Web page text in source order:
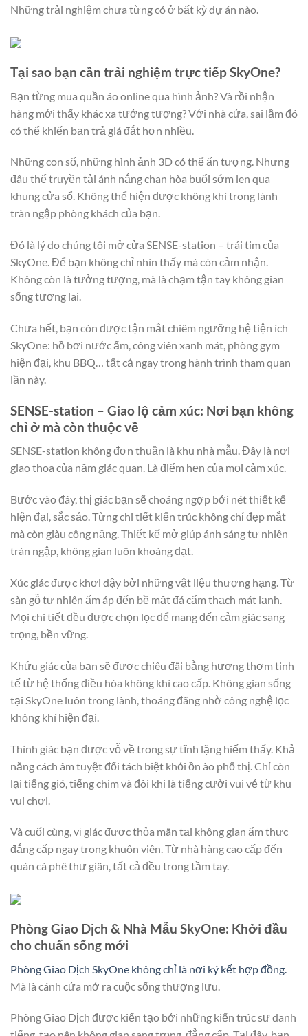
Những trải nghiệm chưa từng có ở bất kỳ dự án nào.
Tại sao bạn cần trải nghiệm trực tiếp SkyOne?
Bạn từng mua quần áo online qua hình ảnh? Và rồi nhận
hàng mới thấy khác xa tưởng tượng? Với nhà cửa, sai lầm đó
có thể khiến bạn trả giá đắt hơn nhiều.
Những con số, những hình ảnh 3D có thể ấn tượng. Nhưng
đâu thể truyền tải ánh nắng chan hòa buổi sớm len qua
khung cửa sổ. Không thể hiện được không khí trong lành
tràn ngập phòng khách của bạn.
Đó là lý do chúng tôi mở cửa SENSE-station – trái tim của
SkyOne. Để bạn không chỉ nhìn thấy mà còn cảm nhận.
Không còn là tưởng tượng, mà là chạm tận tay không gian
sống tương lai.
Chưa hết, bạn còn được tận mắt chiêm ngưỡng hệ tiện ích
SkyOne: hồ bơi nước ấm, công viên xanh mát, phòng gym
hiện đại, khu BBQ… tất cả ngay trong hành trình tham quan
lần này.
SENSE-station – Giao lộ cảm xúc: Nơi bạn không
chỉ ở mà còn thuộc về
SENSE-station không đơn thuần là khu nhà mẫu. Đây là nơi
giao thoa của năm giác quan. Là điểm hẹn của mọi cảm xúc.
Bước vào đây, thị giác bạn sẽ choáng ngợp bởi nét thiết kế
hiện đại, sắc sảo. Từng chi tiết kiến trúc không chỉ đẹp mắt
mà còn giàu công năng. Thiết kế mở giúp ánh sáng tự nhiên
tràn ngập, không gian luôn khoáng đạt.
Xúc giác được khơi dậy bởi những vật liệu thượng hạng. Từ
sàn gỗ tự nhiên ấm áp đến bề mặt đá cẩm thạch mát lạnh.
Mọi chi tiết đều được chọn lọc để mang đến cảm giác sang
trọng, bền vững.
Khứu giác của bạn sẽ được chiêu đãi bằng hương thơm tinh
tế từ hệ thống điều hòa không khí cao cấp. Không gian sống
tại SkyOne luôn trong lành, thoáng đãng nhờ công nghệ lọc
không khí hiện đại.
Thính giác bạn được vỗ về trong sự tĩnh lặng hiếm thấy. Khả
năng cách âm tuyệt đối tách biệt khỏi ồn ào phố thị. Chỉ còn
lại tiếng gió, tiếng chim và đôi khi là tiếng cười vui vẻ từ khu
vui chơi.
Và cuối cùng, vị giác được thỏa mãn tại không gian ẩm thực
đẳng cấp ngay trong khuôn viên. Từ nhà hàng cao cấp đến
quán cà phê thư giãn, tất cả đều trong tầm tay.
Phòng Giao Dịch & Nhà Mẫu SkyOne: Khởi đầu
cho chuẩn sống mới
Phòng Giao Dịch SkyOne không chỉ là nơi ký kết hợp đồng.
Mà là cánh cửa mở ra cuộc sống thượng lưu.
Phòng Giao Dịch được kiến tạo bởi những kiến trúc sư danh